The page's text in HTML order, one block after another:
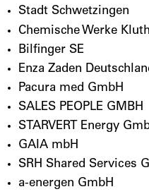
Stadt Schwetzingen
Chemische Werke
Bilfinger SE
Enza Zaden
Pacura med GmbH
SALES PEOPLE GMBH
STARVERT Energy
GAIA mbH
SRH Shared Services
a-energen GmbH